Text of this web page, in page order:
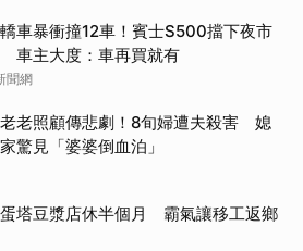
車暴衝撞12車！賓士S500擋下夜市
車主大度：車再買就有
聞網
老照顧傳悲劇！8旬婦遭夫殺害 媳
驚見「婆婆倒血泊」
塔豆漿店休半個月 霸氣讓移工返鄉